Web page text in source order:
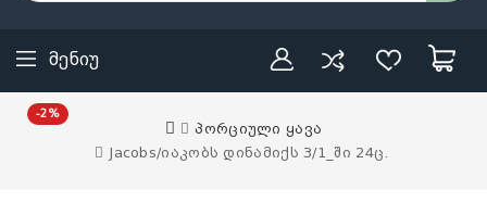
Მენიუ
პორციული ყავა
Jacobs/იაკობს დინამიქს 3/1_ში 24ც.
-2%